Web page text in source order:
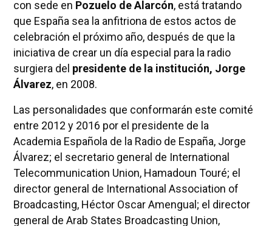
con sede en Pozuelo de Alarcón, está tratando
que España sea la anfitriona de estos actos de
celebración el próximo año, después de que la
iniciativa de crear un día especial para la radio
surgiera del presidente de la institución, Jorge
Álvarez, en 2008.
Las personalidades que conformarán este comité
entre 2012 y 2016 por el presidente de la
Academia Española de la Radio de España, Jorge
Álvarez; el secretario general de International
Telecommunication Union, Hamadoun Touré; el
director general de International Association of
Broadcasting, Héctor Oscar Amengual; el director
general de Arab States Broadcasting Union,